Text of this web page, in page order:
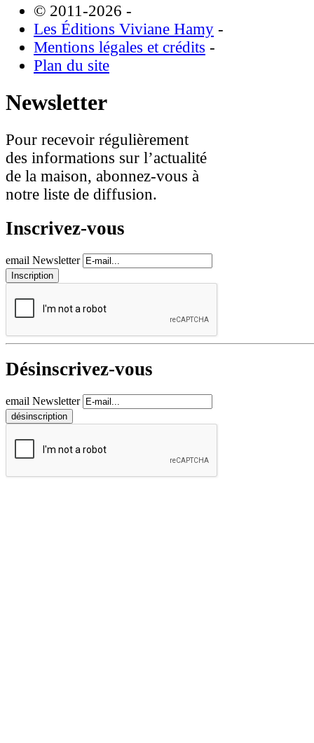
© 2011-2026 -
Les Éditions Viviane Hamy -
Mentions légales et crédits -
Plan du site
Newsletter
Pour recevoir régulièrement
des informations sur l’actualité
de la maison, abonnez-vous à
notre liste de diffusion.
Inscrivez-vous
email Newsletter
Désinscrivez-vous
email Newsletter